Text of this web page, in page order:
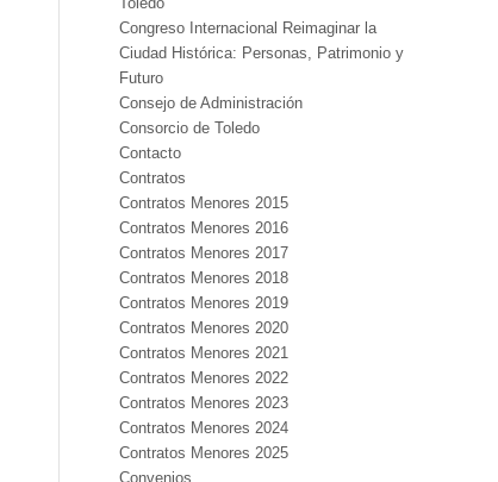
Congreso Internacional Reimaginar la
Ciudad Histórica: Personas, Patrimonio y
Futuro
Consejo de Administración
Consorcio de Toledo
Contacto
Contratos
Contratos Menores 2015
Contratos Menores 2016
Contratos Menores 2017
Contratos Menores 2018
Contratos Menores 2019
Contratos Menores 2020
Contratos Menores 2021
Contratos Menores 2022
Contratos Menores 2023
Contratos Menores 2024
Contratos Menores 2025
Convenios